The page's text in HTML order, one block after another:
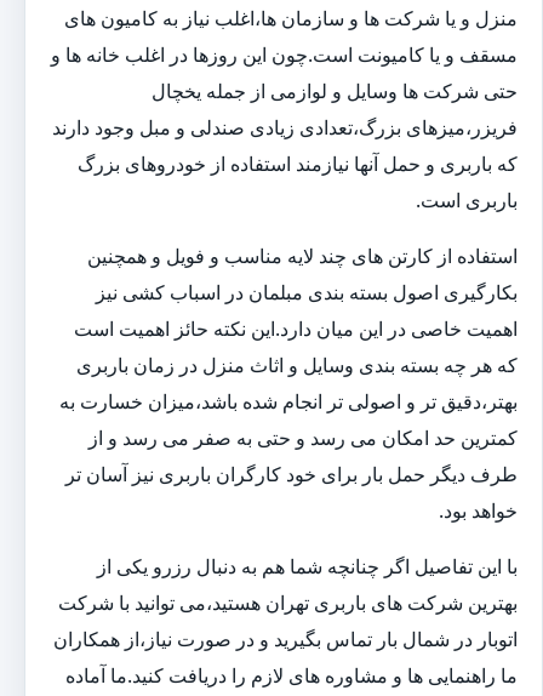
منزل و یا شرکت ها و سازمان ها،اغلب نیاز به کامیون های
مسقف و یا کامیونت است.چون این روزها در اغلب خانه ها و
حتی شرکت ها وسایل و لوازمی از جمله یخچال
فریزر،میزهای بزرگ،تعدادی زیادی صندلی و مبل وجود دارند
که باربری و حمل آنها نیازمند استفاده از خودروهای بزرگ
باربری است.
استفاده از کارتن های چند لایه مناسب و فویل و همچنین
بکارگیری اصول بسته بندی مبلمان در اسباب کشی نیز
اهمیت خاصی در این میان دارد.این نکته حائز اهمیت است
که هر چه بسته بندی وسایل و اثاث منزل در زمان باربری
بهتر،دقیق تر و اصولی تر انجام شده باشد،میزان خسارت به
کمترین حد امکان می رسد و حتی به صفر می رسد و از
طرف دیگر حمل بار برای خود کارگران باربری نیز آسان تر
خواهد بود.
با این تفاصیل اگر چنانچه شما هم به دنبال رزرو یکی از
بهترین شرکت های باربری تهران هستید،می توانید با شرکت
اتوبار در شمال بار تماس بگیرید و در صورت نیاز،از همکاران
ما راهنمایی ها و مشاوره های لازم را دریافت کنید.ما آماده